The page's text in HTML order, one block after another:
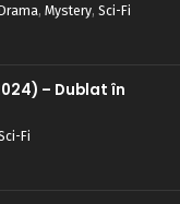
, Mystery, Sci-Fi
– Dublat în
Fi